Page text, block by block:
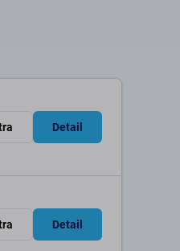
Detail
Detail